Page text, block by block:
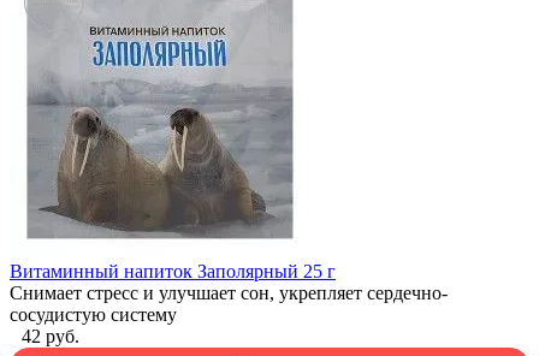
Витаминный напиток Заполярный 25 г
Снимает стресс и улучшает сон, укрепляет сердечно-
сосудистую систему
42 руб.